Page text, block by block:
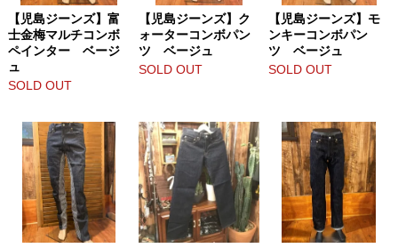
【児島ジーンズ】富
士金梅マルチコンボ
ペインター ベージ
ュ
SOLD OUT
【児島ジーンズ】ク
ォーターコンボパン
ツ ベージュ
SOLD OUT
【児島ジーンズ】モ
ンキーコンボパン
ツ ベージュ
SOLD OUT